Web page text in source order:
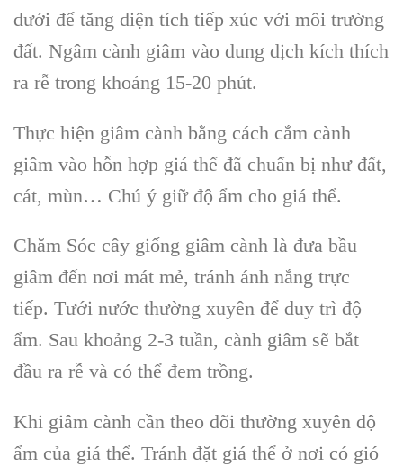
dưới để tăng diện tích tiếp xúc với môi trường
đất. Ngâm cành giâm vào dung dịch kích thích
ra rễ trong khoảng 15-20 phút.
Thực hiện giâm cành bằng cách cắm cành
giâm vào hỗn hợp giá thể đã chuẩn bị như đất,
cát, mùn… Chú ý giữ độ ẩm cho giá thể.
Chăm Sóc cây giống giâm cành là đưa bầu
giâm đến nơi mát mẻ, tránh ánh nắng trực
tiếp. Tưới nước thường xuyên để duy trì độ
ẩm. Sau khoảng 2-3 tuần, cành giâm sẽ bắt
đầu ra rễ và có thể đem trồng.
Khi giâm cành cần theo dõi thường xuyên độ
ẩm của giá thể. Tránh đặt giá thể ở nơi có gió